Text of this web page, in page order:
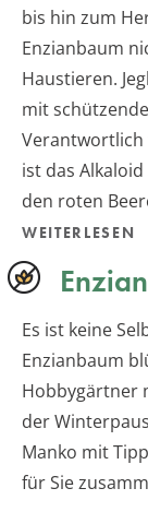
bis hin zum
Enzianbaum
Haustieren.
mit
ist das
den roten
WEITERLESEN
Es ist keine
Enzianbaum
Hobbygärtner
der
Manko mit
für Sie